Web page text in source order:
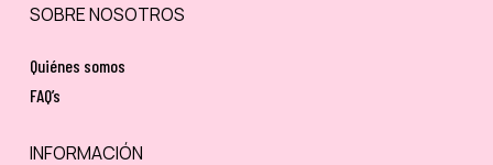
SOBRE NOSOTROS
Quiénes somos
FAQ’s
INFORMACIÓN